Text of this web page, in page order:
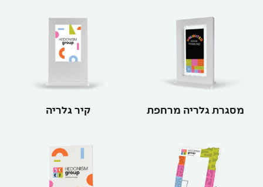
מסגרת גלריה מרחפת קיר גלריה